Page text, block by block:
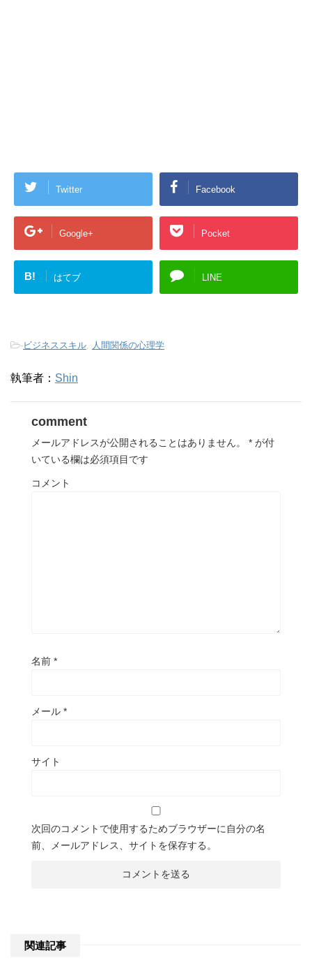
Twitter Facebook
Google+ Pocket
B! はてブ LINE
-ビジネススキル, 人間関係の心理学
執筆者： Shin
comment
メールアドレスが公開されることはありません。 * が付
いている欄は必須項目です
コメント
名前 *
メール *
サイト
次回のコメントで使用するためブラウザーに自分の名
前、メールアドレス、サイトを保存する。
関連記事